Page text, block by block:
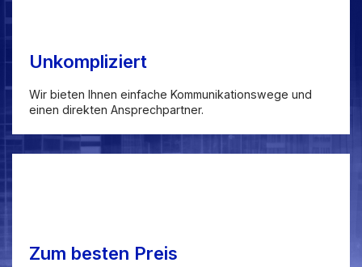
Unkompliziert
Wir bieten Ihnen einfache Kommunikationswege und
einen direkten Ansprechpartner.
Zum besten Preis